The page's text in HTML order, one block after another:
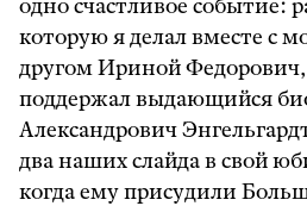
одно счастливое событие:
которую я делал вместе с
другом Ириной Федорович,
поддержал выдающийся
Александрович
два наших слайда в свой
когда ему присудили